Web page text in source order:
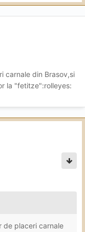
carnale din Brasov,si
la "fetitze":rolleyes:
de placeri carnale